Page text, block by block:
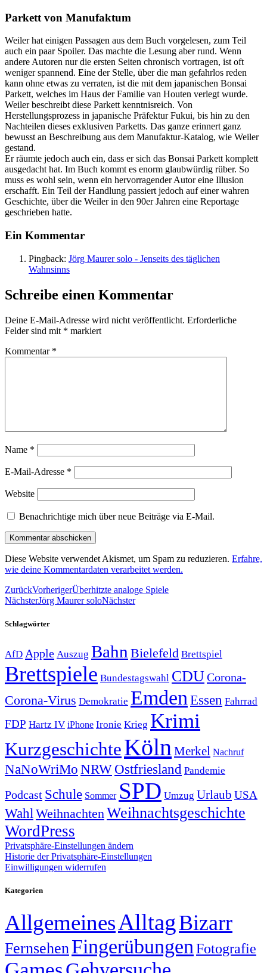
Parkett von Manufaktum
Weiler hat einigen Passagen aus dem Buch vorgelesen, zum Teil
auch ein paar Spoiler. Das machte die Lesung aber rund. Wenn
andere Autoren nur die ersten Seiten chronisch vortragen, ist oft
weniger spannend. Eine der Stelle, über die man gefahrlos reden
kann ohne etwas zu verraten, ist die mit dem japanischen Bonsai
Parkett, welches im Haus der Familie van Houten verlegt wurde.
Weiler beschreibt diese Parkett kenntnisreich. Von
Herstellungsprozess in japanische Präfektur Fukui, bis hin zu den
Nachteilen dieses exklusiven Parketts. Das ganze erinnert ganz
bewusst an Beschreibung aus dem Manufaktur-Katalog, wie Weiler
gestand.
Er räumte jedoch auch ein, dass er sich das Bonsai Parkett komplett
ausgedacht hat. Im Buch kommt es enorm glaubwürdig rüber. So
muss es wohl sein, wenn ein hervorragender Autor eine Illusion
erschafft. Ein Teil der Handlung passiert jedoch auf einer wahren
Geschichte, über die Weiler in den 90er Jahren eine Reportage
geschrieben hatte.
Ein Kommentar
Pingback: Jörg Maurer solo - Jenseits des täglichen
Wahnsinns
Schreibe einen Kommentar
Deine E-Mail-Adresse wird nicht veröffentlicht. Erforderliche
Felder sind mit * markiert
Kommentar *
Name *
E-Mail-Adresse *
Website
Benachrichtige mich über neue Beiträge via E-Mail.
Diese Website verwendet Akismet, um Spam zu reduzieren. Erfahre,
wie deine Kommentardaten verarbeitet werden.
ZurückVorherigerÜberhitzte analoge Spiele
NächsterJörg Maurer soloNächster
Schlagwörter
AfD Apple Auszug Bahn Bielefeld Brettspiel
Brettspiele Bundestagswahl CDUCorona-
Corona-Virus Demokratie Emden Essen Fahrrad
FDP Hartz IV iPhone Ironie Krieg Krimi
KurzgeschichteKölnMerkel Nachruf
NaNoWriMo NRWOstfriesland Pandemie
Podcast Schule Sommer SPD Umzug Urlaub USA
Wahl WeihnachtenWeihnachtsgeschichte
WordPress
Privatsphäre-Einstellungen ändern
Historie der Privatsphäre-Einstellungen
Einwilligungen widerrufen
Kategorien
AllgemeinesAlltagBizarr
FernsehenFingerübungen Fotografie